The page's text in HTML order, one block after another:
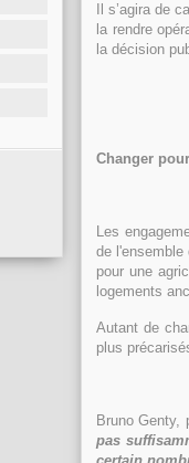
Il s’agira de
la rendre
la décision
Changer
Les
de
pour une
logements
Autant de
plus
Bruno Genty,
pas